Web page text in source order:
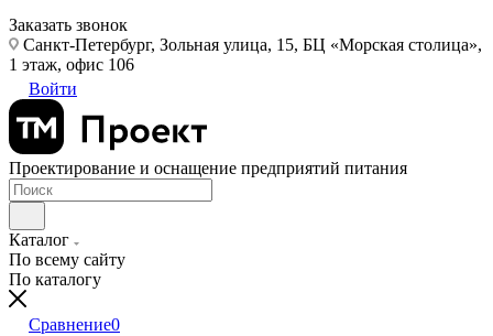
Заказать звонок
Санкт-Петербург, Зольная улица, 15, БЦ «Морская столица»,
1 этаж, офис 106
Войти
Проектирование и оснащение предприятий питания
Каталог
По всему сайту
По каталогу
Сравнение0